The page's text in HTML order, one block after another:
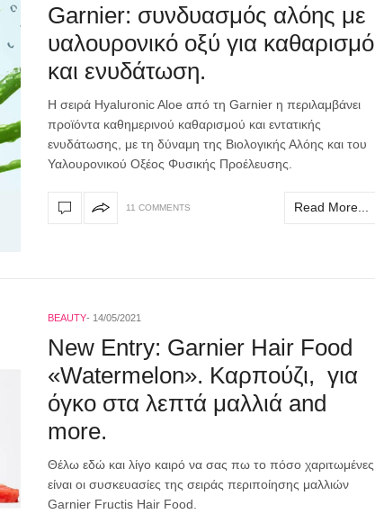
Garnier: συνδυασμός αλόης με
υαλουρονικό οξύ για καθαρισμό
και ενυδάτωση.
Η σειρά Hyaluronic Aloe από τη Garnier η περιλαμβάνει
προϊόντα καθημερινού καθαρισμού και εντατικής
ενυδάτωσης, με τη δύναμη της Βιολογικής Αλόης και του
Υαλουρονικού Οξέος Φυσικής Προέλευσης.
11 COMMENTS Read More...
BEAUTY 14/05/2021
New Entry: Garnier Hair Food
«Watermelon». Καρπούζι, για
όγκο στα λεπτά μαλλιά and
more.
Θέλω εδώ και λίγο καιρό να σας πω το πόσο χαριτωμένες
είναι οι συσκευασίες της σειράς περιποίησης μαλλιών
Garnier Fructis Hair Food.